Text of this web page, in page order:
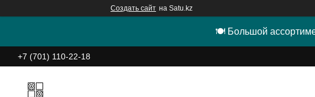
Создать сайт на Satu.kz
🍽 Большой
+7 (701) 110-22-18